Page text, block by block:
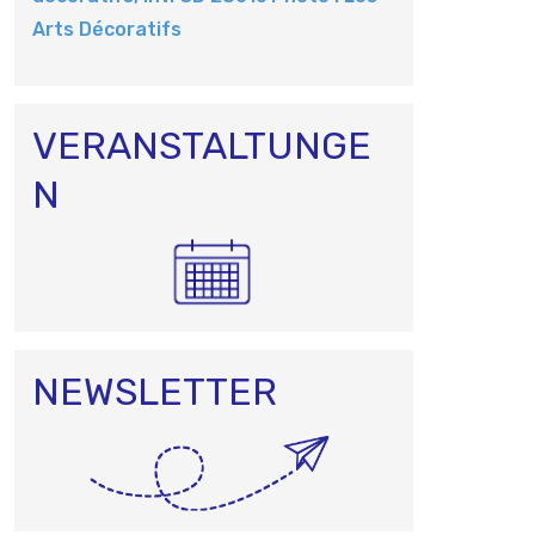
O
Arts Décoratifs
VERANSTALTUNGE
N
NEWSLETTER